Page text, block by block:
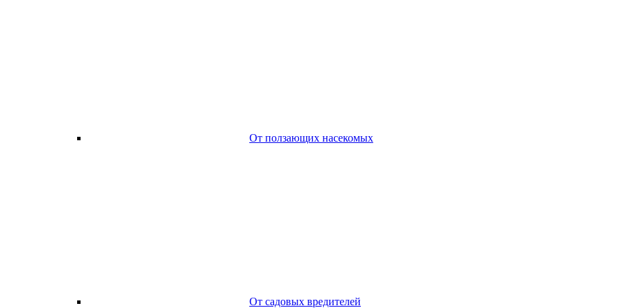
От ползающих насекомых
От садовых вредителей